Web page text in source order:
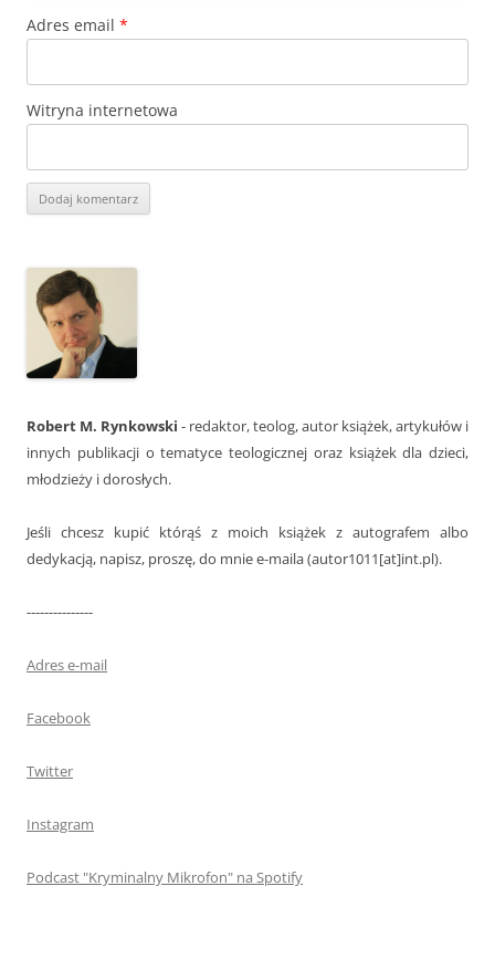
Adres email *
Witryna internetowa
Robert M. Rynkowski - redaktor, teolog, autor książek, artykułów i
innych publikacji o tematyce teologicznej oraz książek dla dzieci,
młodzieży i dorosłych.
Jeśli chcesz kupić którąś z moich książek z autografem albo
dedykacją, napisz, proszę, do mnie e-maila (autor1011[at]int.pl).
---------------
Adres e-mail
Facebook
Twitter
Instagram
Podcast "Kryminalny Mikrofon" na Spotify